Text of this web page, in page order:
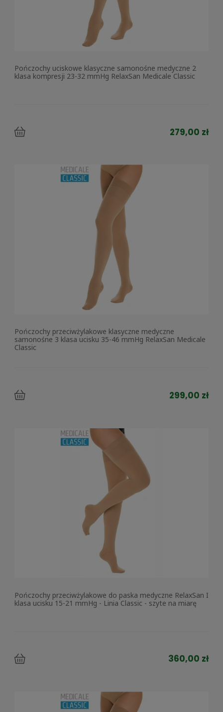
Pończochy uciskowe klasyczne samonośne medyczne 2
klasa kompresji 23-32 mmHg RelaxSan Medicale Classic
279,00 zł
Pończochy przeciwżylakowe klasyczne medyczne
samonośne 3 klasa ucisku 35-46 mmHg RelaxSan Medicale
Classic
299,00 zł
Pończochy przeciwżylakowe do paska medyczne RelaxSan I
klasa ucisku 15-21 mmHg - Linia Classic - szyte na miarę
360,00 zł